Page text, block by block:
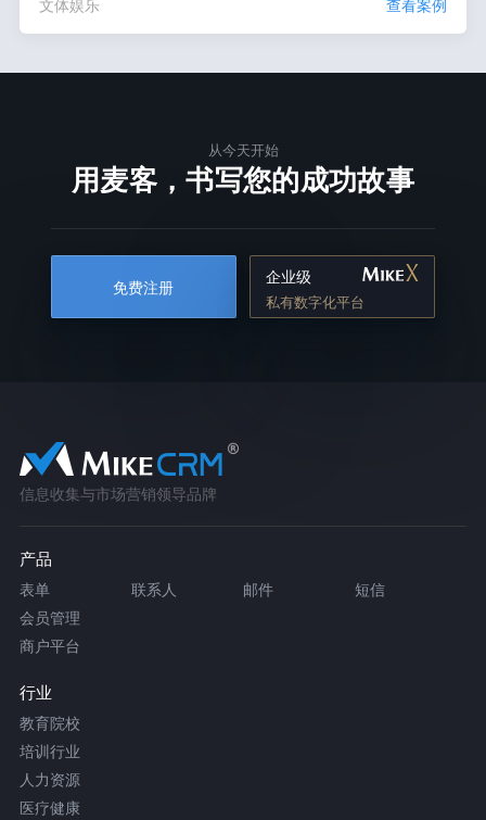
文体娱乐 查看案例
从今天开始
用麦客，书写您的成功故事
免费注册
企业级
私有数字化平台
信息收集与市场营销领导品牌
产品
表单 联系人 邮件
短信
会员管理
商户平台
行业
教育院校
培训行业
人力资源
医疗健康